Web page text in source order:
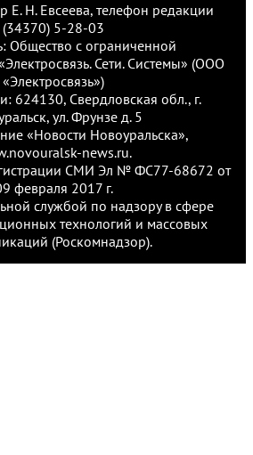
Е. Н. Евсеева, телефон редакции
(34370) 5-28-03
Общество с ограниченной
Сети. Системы» (ООО
«Электросвязь»)
624130, Свердловская обл., г.
ул. Фрунзе д. 5
«Новости Новоуральска»,
news.ru.
СМИ Эл № ФС77-68672 от
февраля 2017 г.
службой по надзору в сфере
технологий и массовых
(Роскомнадзор).